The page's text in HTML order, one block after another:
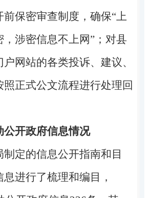
前保密审查制度，确保“上
，涉密信息不上网”；对县
网站的各类投诉、建议、
照正式公文流程进行处理回
公开政府信息情况
制定的信息公开指南和目
进行了梳理和编目，